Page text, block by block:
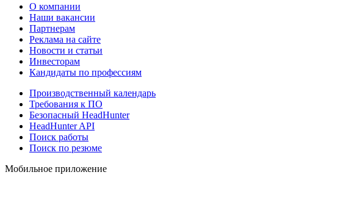
О компании
Наши вакансии
Партнерам
Реклама на сайте
Новости и статьи
Инвесторам
Кандидаты по профессиям
Производственный календарь
Требования к ПО
Безопасный HeadHunter
HeadHunter API
Поиск работы
Поиск по резюме
Мобильное приложение